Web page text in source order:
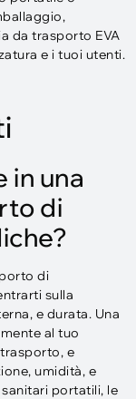
da trasporto EVA
e i tuoi utenti.
in una
di
di
sulla
e durata. Una
al tuo
e
umidità, e
portatili, le